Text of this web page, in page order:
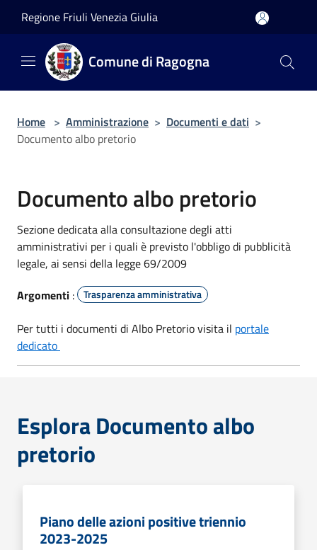
Regione Friuli Venezia Giulia
Comune di Ragogna
Home > Amministrazione > Documenti e dati >
Documento albo pretorio
Documento albo pretorio
Sezione dedicata alla consultazione degli atti
amministrativi per i quali è previsto l'obbligo di pubblicità
legale, ai sensi della legge 69/2009
Argomenti : Trasparenza amministrativa
Per tutti i documenti di Albo Pretorio visita il portale
dedicato
Esplora Documento albo
pretorio
Piano delle azioni positive triennio
2023-2025